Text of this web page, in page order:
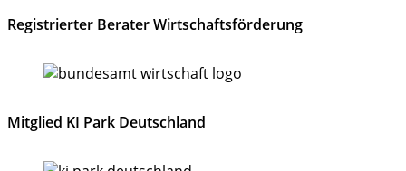
Registrierter Berater Wirtschaftsförderung
Mitglied KI Park Deutschland